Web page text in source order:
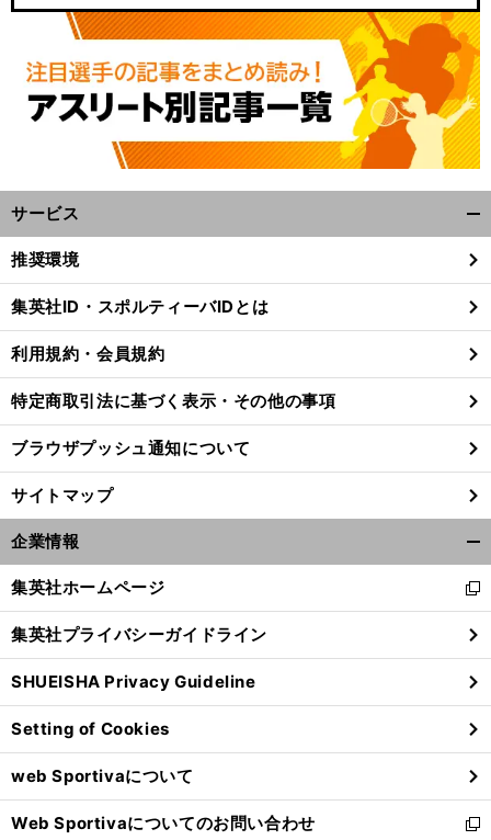
サービス
閉
る
推奨環境
集英社ID・スポルティーバIDとは
利用規約・会員規約
特定商取引法に基づく表示・その他の事項
ブラウザプッシュ通知について
サイトマップ
企業情報
閉
る
集英社ホームページ
新
し
い
ウ
ィ
ン
ド
ウ
で
開
く
集英社プライバシーガイドライン
SHUEISHA Privacy Guideline
Setting of Cookies
web Sportivaについて
Web Sportivaについてのお問い合わせ
新